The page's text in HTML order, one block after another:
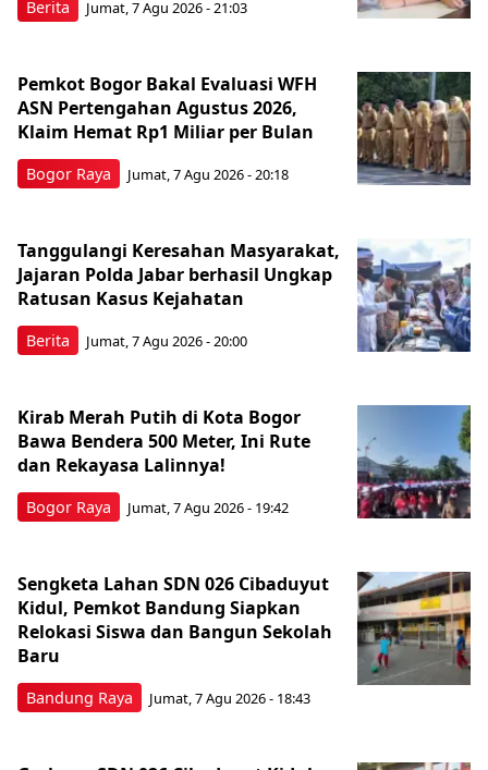
Berita Jumat, 7 Agu 2026 - 21:03
Bogor Raya
Pemkot Bogor Bakal Evaluasi WFH
ASN Pertengahan Agustus 2026,
Klaim Hemat Rp1 Miliar per Bulan
Jumat, 7 Agu 2026 - 20:18
Berita
Tanggulangi Keresahan Masyarakat,
Jajaran Polda Jabar berhasil Ungkap
Ratusan Kasus Kejahatan
Jumat, 7 Agu 2026 - 20:00
Bogor Raya
Kirab Merah Putih di Kota Bogor
Bawa Bendera 500 Meter, Ini Rute
dan Rekayasa Lalinnya!
Jumat, 7 Agu 2026 - 19:42
Bandung Raya
Sengketa Lahan SDN 026 Cibaduyut
Kidul, Pemkot Bandung Siapkan
Relokasi Siswa dan Bangun Sekolah
Baru
Jumat, 7 Agu 2026 - 18:43